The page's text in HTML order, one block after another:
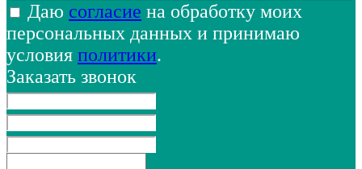
Даю согласие на обработку моих
персональных данных и принимаю
условия политики.
Заказать звонок